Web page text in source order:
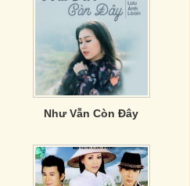
Như Vẫn Còn Đây